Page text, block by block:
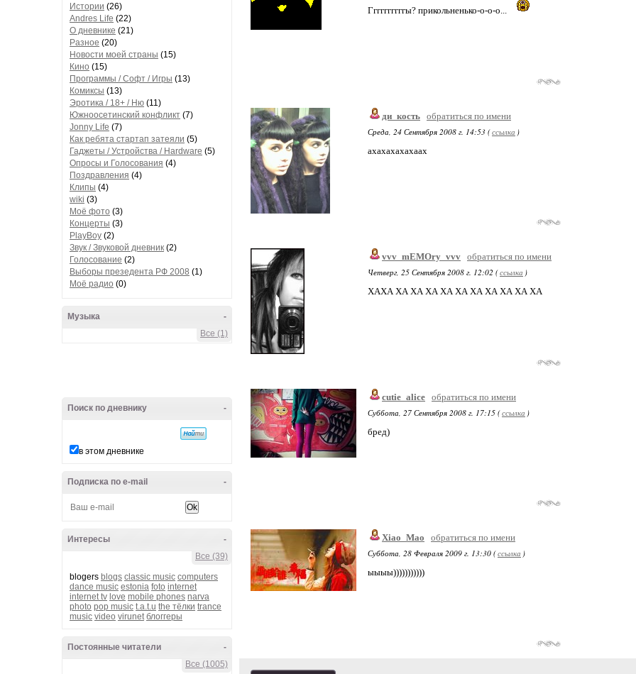
Истории (26)
Andres Life (22)
О дневнике (21)
Разное (20)
Новости моей страны (15)
Кино (15)
Программы / Софт / Игры (13)
Комиксы (13)
Эротика / 18+ / Ню (11)
Южноосетинский конфликт (7)
Jonny Life (7)
Как ребята стартап затеяли (5)
Гаджеты / Устройства / Hardware (5)
Опросы и Голосования (4)
Поздравления (4)
Клипы (4)
wiki (3)
Моё фото (3)
Концерты (3)
PlayBoy (2)
Звук / Звуковой дневник (2)
Голосование (2)
Выборы презедента РФ 2008 (1)
Моё радио (0)
-
Музыка
Все (1)
-
Поиск по дневнику
в этом дневнике
-
Подписка по e-mail
-
Интересы
Все (39)
blogers blogs classic music computers
dance music estonia foto internet
internet tv love mobile phones narva
photo pop music t.a.t.u the тёлки trance
music video virunet блоггеры
-
Постоянные читатели
Все (1005)
Ггггггггггы? прикольненько-о-о-о...
ди_кость обратиться по имени
Среда, 24 Сентября 2008 г. 14:53 (ссылка )
ахахахахахаах
vvv_mEMOry_vvv обратиться по имени
Четверг, 25 Сентября 2008 г. 12:02 (ссылка )
ХАХА ХА ХА ХА ХА ХА ХА ХА ХА ХА ХА
cutie_alice обратиться по имени
Суббота, 27 Сентября 2008 г. 17:15 (ссылка )
бред)
Xiao_Mao
обратиться по имени
Суббота, 28 Февраля 2009 г. 13:30 (ссылка )
ыыыы)))))))))))